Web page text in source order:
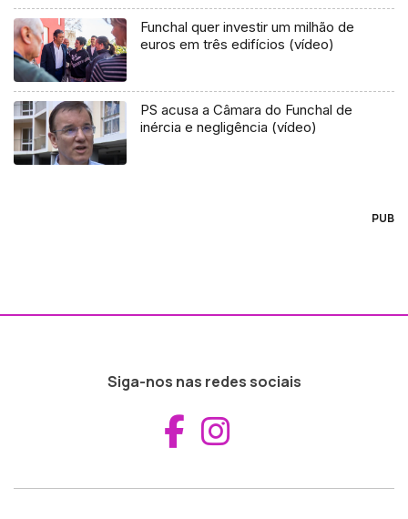
Funchal quer investir um milhão de
euros em três edifícios (vídeo)
PS acusa a Câmara do Funchal de
inércia e negligência (vídeo)
PUB
Siga-nos nas redes sociais
Aceder ao